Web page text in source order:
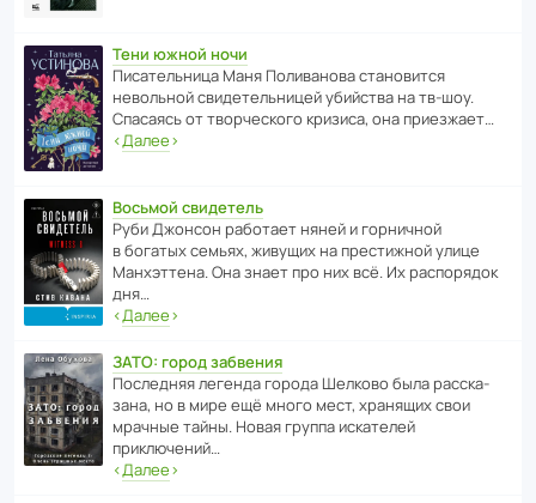
Тени южной ночи
Писа­тель­ница Маня Поли­ва­нова стано­вится
невольной свиде­тель­ницей убийства на тв-шоу.
Спасаясь от твор­че­с­кого кризиса, она приезжает…
‹Далее›
Восьмой свидетель
Руби Джонсон рабо­тает няней и горни­чной
в богатых семьях, живущих на прес­ти­жной улице
Манх­эт­тена. Она знает про них всё. Их распо­рядок
дня…
‹Далее›
ЗАТО: город забвения
После­дняя легенда города Шелково была расска­
зана, но в мире ещё много мест, хранящих свои
мрачные тайны. Новая группа иска­телей
приключений…
‹Далее›